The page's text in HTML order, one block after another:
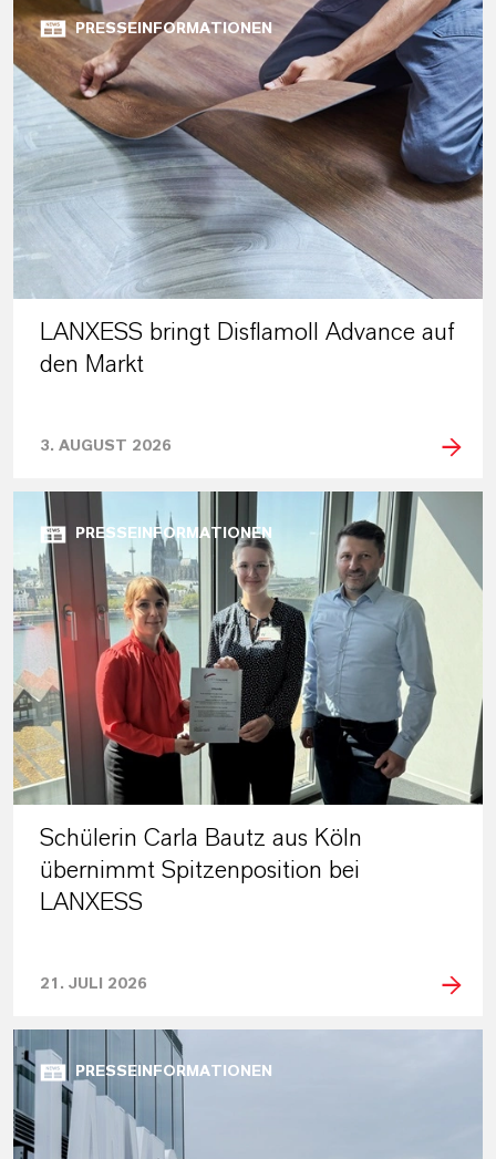
PRESSEINFORMATIONEN
LANXESS bringt Disflamoll Advance auf
den Markt
3. AUGUST 2026
PRESSEINFORMATIONEN
Schülerin Carla Bautz aus Köln
übernimmt Spitzenposition bei
LANXESS
21. JULI 2026
PRESSEINFORMATIONEN